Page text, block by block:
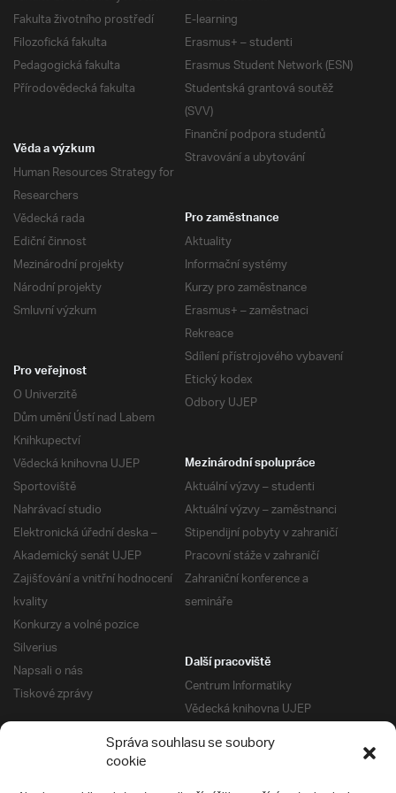
Správa souhlasu se soubory
cookie
Fakulta životního prostředí
Filozofická fakulta
Pedagogická fakulta
Přírodovědecká fakulta
E-learning
Erasmus+ – studenti
Erasmus Student Network (ESN)
Studentská grantová soutěž
(SVV)
Finanční podpora studentů
Stravování a ubytování
Věda a výzkum
Human Resources Strategy for
Researchers
Vědecká rada
Ediční činnost
Mezinárodní projekty
Národní projekty
Smluvní výzkum
Pro zaměstnance
Aktuality
Informační systémy
Kurzy pro zaměstnance
Erasmus+ – zaměstnaci
Rekreace
Sdílení přístrojového vybavení
Etický kodex
Odbory UJEP
Pro veřejnost
O Univerzitě
Dům umění Ústí nad Labem
Knihkupectví
Vědecká knihovna UJEP
Sportoviště
Nahrávací studio
Elektronická úřední deska –
Akademický senát UJEP
Zajišťování a vnitřní hodnocení
kvality
Konkurzy a volné pozice
Silverius
Napsali o nás
Tiskové zprávy
Mezinárodní spolupráce
Aktuální výzvy – studenti
Aktuální výzvy – zaměstnanci
Stipendijní pobyty v zahraničí
Pracovní stáže v zahraničí
Zahraniční konference a
semináře
Další pracoviště
Centrum Informatiky
Vědecká knihovna UJEP
Správa kolejí a menz
Univerzitní centrum podpory